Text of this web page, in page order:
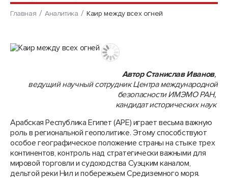
Главная Аналитика Каир между всех огней
Автор Станислав Иванов,
ведущий научный сотрудник Центра международной
безопасности ИМЭМО РАН,
кандидат исторических наук
Арабская Республика Египет (АРЕ) играет весьма важную
роль в региональной геополитике. Этому способствуют
особое географическое положение страны на стыке трех
континентов, контроль над стратегически важными для
мировой торговли и судоходства Суэцким каналом,
дельтой реки Нил и побережьем Средиземного моря.